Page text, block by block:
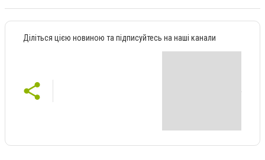
Діліться цією новиною та підписуйтесь на наші канали